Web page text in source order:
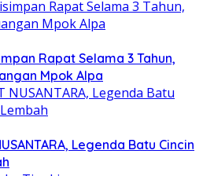
Rapat Selama 3 Tahun,
Mpok Alpa
Legenda Batu Cincin